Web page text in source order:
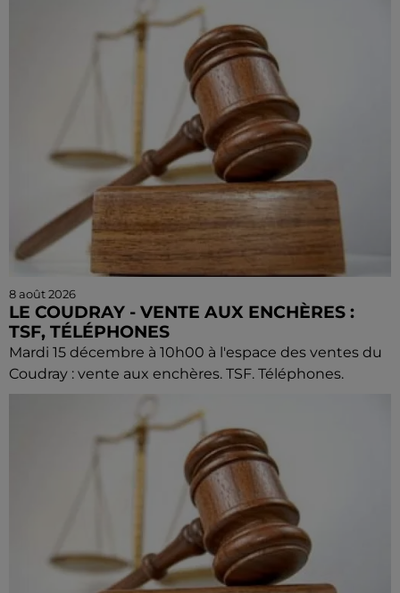
8 août 2026
LE COUDRAY - VENTE AUX ENCHÈRES :
TSF, TÉLÉPHONES
Mardi 15 décembre à 10h00 à l'espace des ventes du
Coudray : vente aux enchères. TSF. Téléphones.